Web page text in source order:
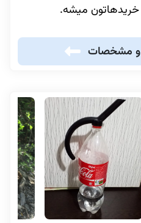
خریدهاتون میشه.
مشخصات